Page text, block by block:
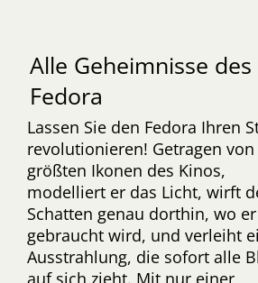
Alle Geheimnisse des
Fedora
Lassen Sie den Fedora Ihren
revolutionieren! Getragen von
größten Ikonen des Kinos,
modelliert er das Licht, wirft
Schatten genau dorthin, wo er
gebraucht wird, und verleiht
Ausstrahlung, die sofort alle
auf sich zieht. Mit nur einer